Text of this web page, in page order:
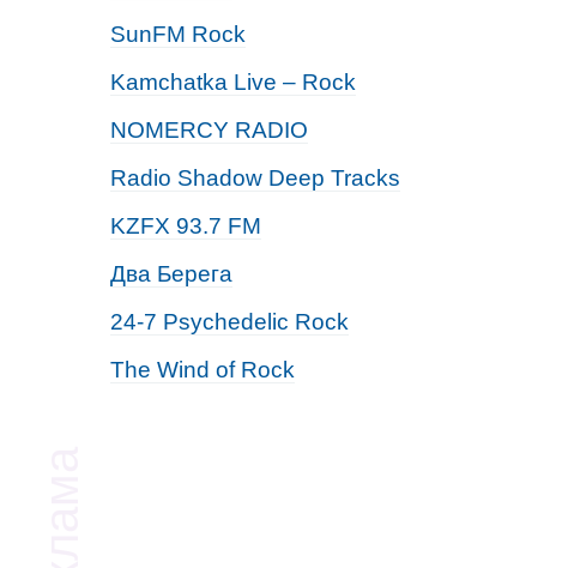
SunFM Rock
Kamchatka Live – Rock
NOMERCY RADIO
Radio Shadow Deep Tracks
KZFX 93.7 FM
Два Берега
24-7 Psychedelic Rock
The Wind of Rock